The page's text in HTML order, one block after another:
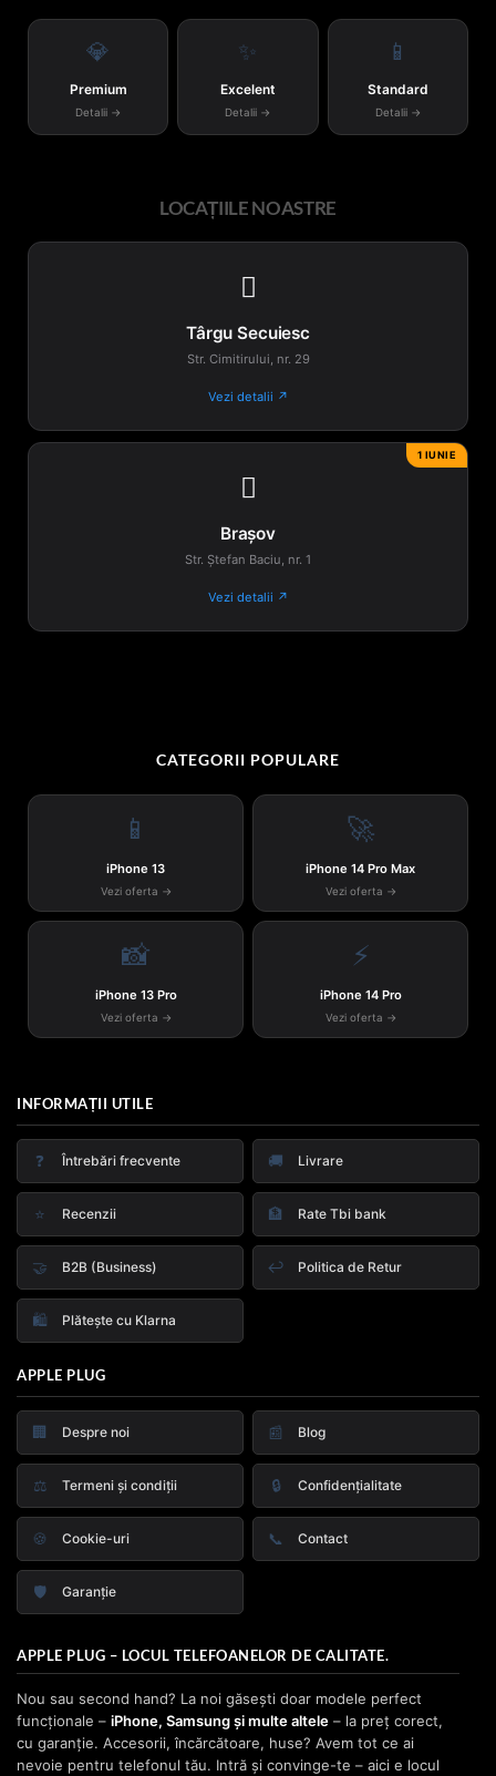
💎
Premium
Detalii →
✨
Excelent
Detalii →
📱
Standard
Detalii →
LOCAȚIILE NOASTRE

Târgu Secuiesc
Str. Cimitirului, nr. 29
Vezi detalii ↗
1 IUNIE

Brașov
Str. Ștefan Baciu, nr. 1
Vezi detalii ↗
CATEGORII POPULARE
📱
iPhone 13
Vezi oferta →
🚀
iPhone 14 Pro Max
Vezi oferta →
📸
iPhone 13 Pro
Vezi oferta →
⚡
iPhone 14 Pro
Vezi oferta →
INFORMAȚII UTILE
❓ Întrebări frecvente 🚚 Livrare
⭐ Recenzii 🏦 Rate Tbi bank
🤝 B2B (Business) ↩️ Politica de Retur
🛍️ Plătește cu Klarna
APPLE PLUG
🏢 Despre noi 📰 Blog
⚖️ Termeni și condiții 🔒 Confidențialitate
🍪 Cookie-uri 📞 Contact
🛡️ Garanție
APPLE PLUG – LOCUL TELEFOANELOR DE CALITATE.
Nou sau second hand? La noi găsești doar modele perfect
funcționale – iPhone, Samsung și multe altele – la preț corect,
cu garanție. Accesorii, încărcătoare, huse? Avem tot ce ai
nevoie pentru telefonul tău. Intră și convinge-te – aici e locul